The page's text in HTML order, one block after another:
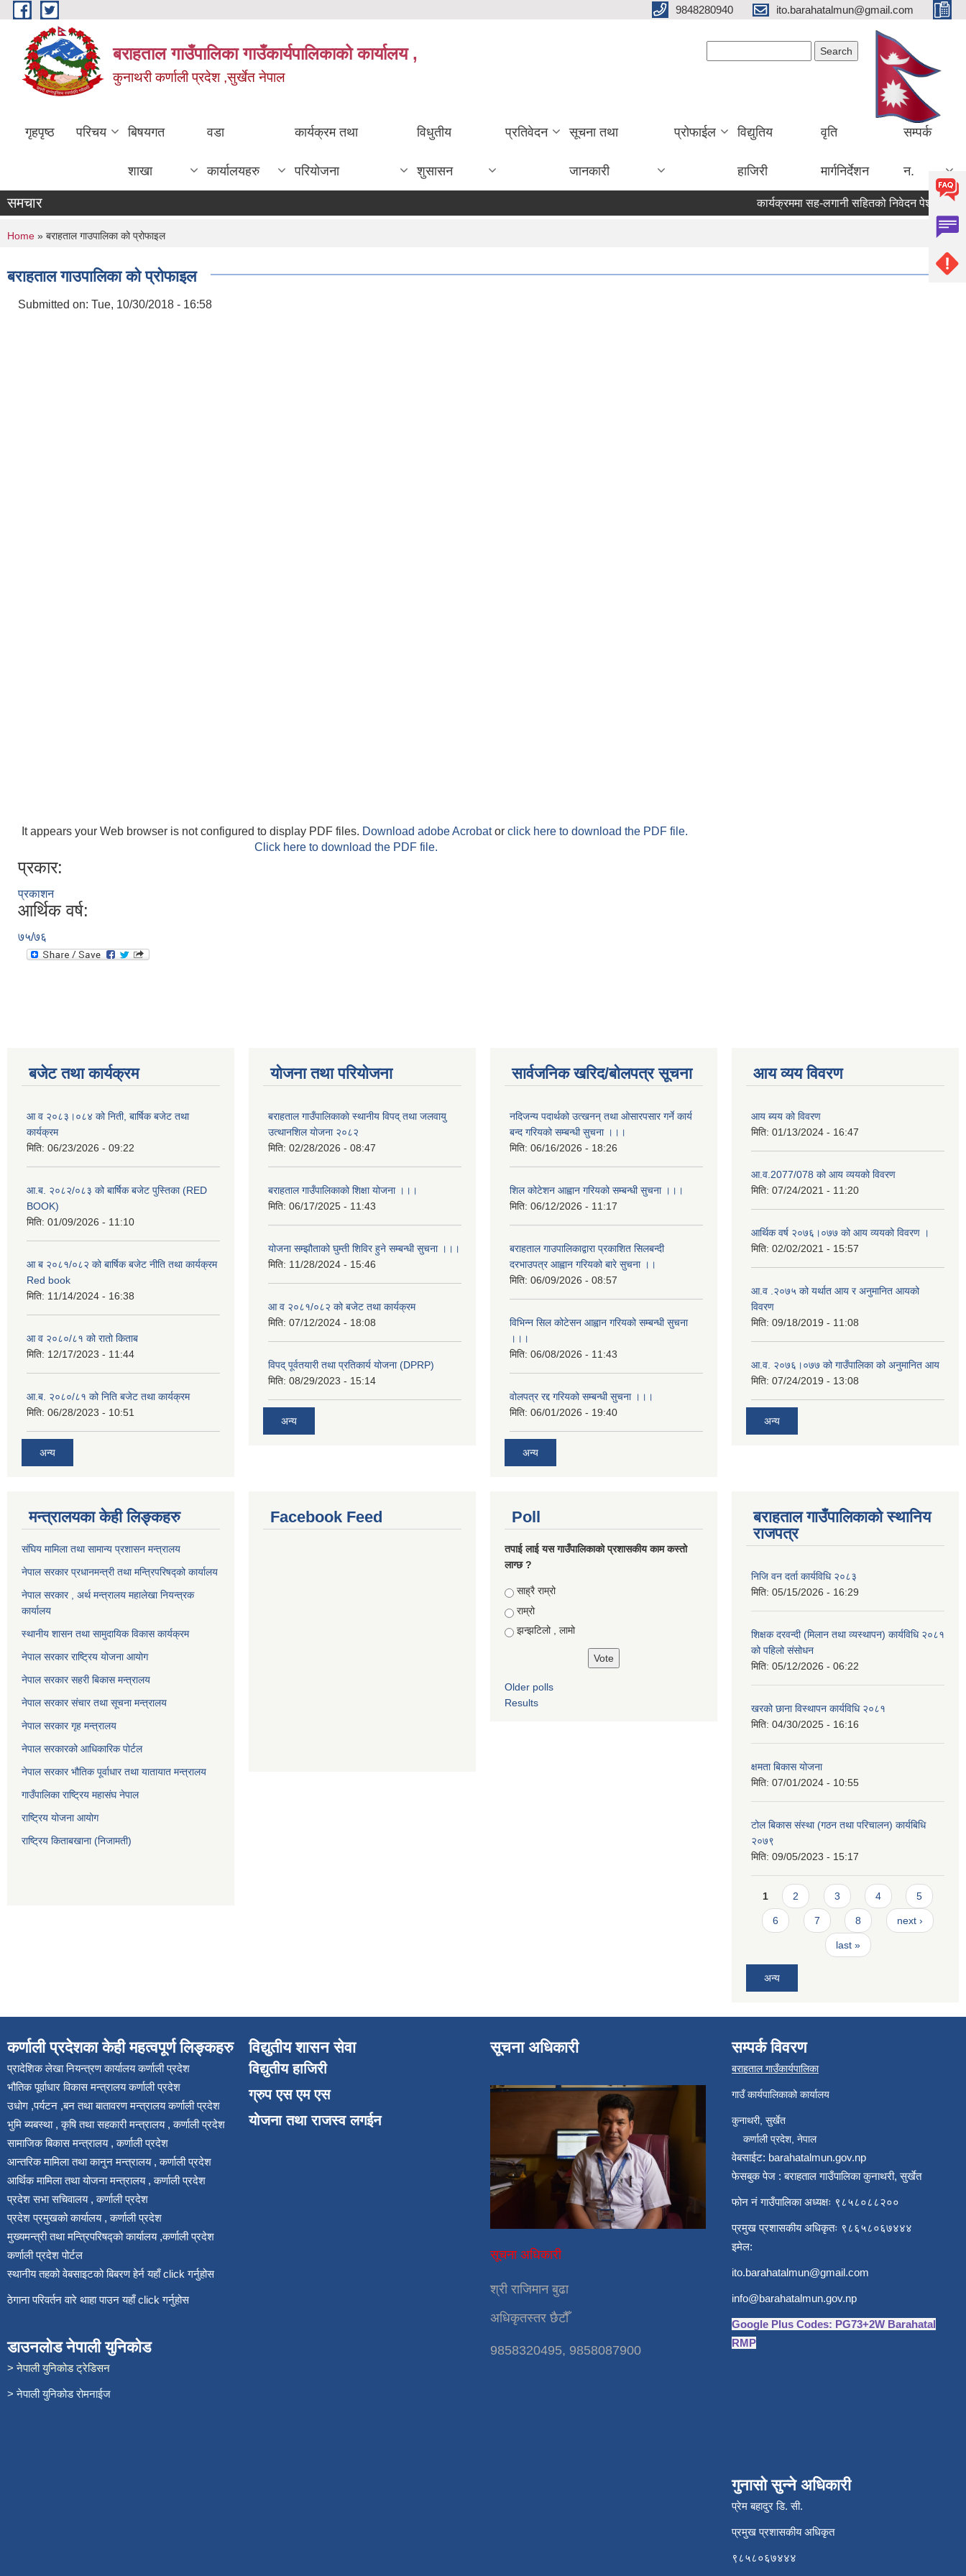
Skip to main content 9848280940 ito.barahatalmun@gmail.com
बराहताल गाउँपालिका गाउँकार्यपालिकाको कार्यालय ,
कुनाथरी कर्णाली प्रदेश ,सुर्खेत नेपाल
गृहपृष्ठ परिचय बिषयगत
शाखा
वडा
कार्यालयहरु
कार्यक्रम तथा
परियोजना
विधुतीय
शुसासन
प्रतिवेदन सूचना तथा
जानकारी
प्रोफाईल विद्युतिय
हाजिरी
वृति
मार्गनिर्देशन
सम्पर्क
न.
समचार कार्यक्रममा सह-लगानी सहितको निवेदन पेश गर्ने
You are here
Home » बराहताल गाउपालिका को प्रोफाइल
बराहताल गाउपालिका को प्रोफाइल
Submitted on: Tue, 10/30/2018 - 16:58
It appears your Web browser is not configured to display PDF files. Download adobe Acrobator click here to download the PDF file.
Click here to download the PDF file.
प्रकार:
प्रकाशन
आर्थिक वर्ष:
७५/७६
बजेट तथा कार्यक्रम
आ व २०८३।०८४ को निती, बार्षिक बजेट तथा
कार्यक्रम
मिति: 06/23/2026 - 09:22
आ.ब. २०८२/०८३ को बार्षिक बजेट पुस्तिका (RED
BOOK)
मिति: 01/09/2026 - 11:10
आ ब २०८१/०८२ को बार्षिक बजेट नीति तथा कार्यक्रम
Red book
मिति: 11/14/2024 - 16:38
आ व २०८०/८१ को रातो किताब
मिति: 12/17/2023 - 11:44
आ.ब. २०८०/८१ को निति बजेट तथा कार्यक्रम
मिति: 06/28/2023 - 10:51
अन्य
योजना तथा परियोजना
बराहताल गाउँपालिकाकाे स्थानीय विपद् तथा जलवायु
उत्थानशिल याेजना २०८२
मिति: 02/28/2026 - 08:47
बराहताल गाउँपालिकाको शिक्षा योजना ।।।
मिति: 06/17/2025 - 11:43
योजना सम्झौताको घुम्ती शिविर हुने सम्बन्धी सुचना ।।।
मिति: 11/28/2024 - 15:46
आ व २०८१/०८२ को बजेट तथा कार्यक्रम
मिति: 07/12/2024 - 18:08
विपद् पूर्वतयारी तथा प्रतिकार्य योजना (DPRP)
मिति: 08/29/2023 - 15:14
अन्य
सार्वजनिक खरिद/बोलपत्र सूचना
नदिजन्य पदार्थको उत्खनन् तथा ओसारपसार गर्ने कार्य
बन्द गरियको सम्बन्धी सुचना ।।।
मिति: 06/16/2026 - 18:26
शिल कोटेशन आह्वान गरियको सम्बन्धी सुचना ।।।
मिति: 06/12/2026 - 11:17
बराहताल गाउपालिकाद्वारा प्रकाशित सिलबन्दी
दरभाउपत्र आह्वान गरियको बारे सुचना ।।
मिति: 06/09/2026 - 08:57
विभिन्न सिल कोटेसन आह्वान गरियको सम्बन्धी सुचना
।।।
मिति: 06/08/2026 - 11:43
वोलपत्र रद्द गरियको सम्बन्धी सुचना ।।।
मिति: 06/01/2026 - 19:40
अन्य
आय व्यय विवरण
आय ब्यय को विवरण
मिति: 01/13/2024 - 16:47
आ.व.2077/078 को आय व्ययको विवरण
मिति: 07/24/2021 - 11:20
आर्थिक वर्ष २०७६।०७७ को आय व्ययको विवरण ।
मिति: 02/02/2021 - 15:57
आ.व .२०७५ को यर्थात आय र अनुमानित आयको
विवरण
मिति: 09/18/2019 - 11:08
आ.व. २०७६।०७७ को गाउँपालिका को अनुमानित आय
मिति: 07/24/2019 - 13:08
अन्य
मन्त्रालयका केही लिङ्कहरु
संघिय मामिला तथा सामान्य प्रशासन मन्त्रालय
नेपाल सरकार प्रधानमन्त्री तथा मन्त्रिपरिषद्को कार्यालय
नेपाल सरकार , अर्थ मन्त्रालय महालेखा नियन्त्रक
कार्यालय
स्थानीय शासन तथा सामुदायिक विकास कार्यक्रम
नेपाल सरकार राष्ट्रिय योजना आयोग
नेपाल सरकार सहरी बिकास मन्त्रालय
नेपाल सरकार संचार तथा सूचना मन्त्रालय
नेपाल सरकार गृह मन्त्रालय
नेपाल सरकारको आधिकारिक पोर्टल
नेपाल सरकार भौतिक पूर्वाधार तथा यातायात मन्त्रालय
गाउँपालिका राष्ट्रिय महासंघ नेपाल
राष्ट्रिय योजना आयोग
राष्ट्रिय किताबखाना (निजामती)
Facebook Feed Poll
तपाई लाई यस गाउँपालिकाको प्रशासकीय काम कस्तो
लाग्छ ?
Choices
साह्रै राम्रो
राम्रो
झन्झटिलो , लामो
Older polls
Results
बराहताल गाउँपालिकाको स्थानिय
राजपत्र
निजि वन दर्ता कार्यविधि २०८३
मिति: 05/15/2026 - 16:29
शिक्षक दरवन्दी (मिलान तथा व्यस्थापन) कार्यविधि २०८१
को पहिलो संसोधन
मिति: 05/12/2026 - 06:22
खरको छाना विस्थापन कार्यविधि २०८१
मिति: 04/30/2025 - 16:16
क्षमता बिकास योजना
मिति: 07/01/2024 - 10:55
टोल बिकास संस्था (गठन तथा परिचालन) कार्यबिधि
२०७९
मिति: 09/05/2023 - 15:17
Pages
1 2 3 4 5
6 7 8 next ›
last »
अन्य
कर्णाली प्रदेशका केही महत्वपूर्ण लिङ्कहरु
प्रादेशिक लेखा नियन्त्रण कार्यालय कर्णाली प्रदेश
भौतिक पूर्वाधार विकास मन्त्रालय कर्णाली प्रदेश
उधोग ,पर्यटन ,बन तथा बातावरण मन्त्रालय कर्णाली प्रदेश
भुमि ब्यबस्था , कृषि तथा सहकारी मन्त्रालय , कर्णाली प्रदेश
सामाजिक बिकास मन्त्रालय , कर्णाली प्रदेश
आन्तरिक मामिला तथा कानुन मन्त्रालय , कर्णाली प्रदेश
आर्थिक मामिला तथा योजना मन्त्रालय , कर्णाली प्रदेश
प्रदेश सभा सचिवालय , कर्णाली प्रदेश
प्रदेश प्रमुखको कार्यालय , कर्णाली प्रदेश
मुख्यमन्त्री तथा मन्त्रिपरिषद्को कार्यालय ,कर्णाली प्रदेश
कर्णाली प्रदेश पोर्टल
स्थानीय तहको वेबसाइटको बिबरण हेर्न यहाँ click गर्नुहोस
ठेगाना परिवर्तन वारे थाहा पाउन यहाँ click गर्नुहोस
डाउनलोड नेपाली युनिकोड
> नेपाली युनिकोड ट्रेडिसन
> नेपाली युनिकोड रोमनाईज
विद्युतीय शासन सेवा
विद्युतीय हाजिरी
ग्रुप एस एम एस
योजना तथा राजस्व लगईन
सूचना अधिकारी
सूचना अधिकारी
श्री राजिमान बुढा
अधिकृतस्तर छैटौँ
9858320495, 9858087900
सम्पर्क विवरण
बराहताल गाउँकार्यपालिका
गाउँ कार्यपालिकाको कार्यालय
कुनाथरी, सुर्खेत
कर्णाली प्रदेश, नेपाल
वेबसाईट: barahatalmun.gov.np
फेसबुक पेज : बराहताल गाउँपालिका कुनाथरी, सुर्खेत
फोन नं गाउँपालिका अध्यक्षः ९८५८०८८२००
प्रमुख प्रशासकीय अधिकृतः ९८६५८०६७४४४
इमेल:
ito.barahatalmun@gmail.com
info@barahatalmun.gov.np
Google Plus Codes: PG73+2W Barahatal
RMP
गुनासो सुन्ने अधिकारी
प्रेम बहादुर डि. सी.
प्रमुख प्रशासकीय अधिकृत
९८५८०६७४४४